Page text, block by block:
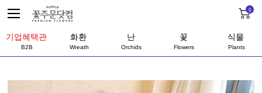
0
기업혜택관
B2B
화환
Wreath
난
Orchids
꽃
Flowers
식물
Plants